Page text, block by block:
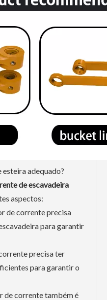
adequado?
de escavadeira
aspectos:
de corrente precisa
para garantir
precisa ter
para garantir o
de corrente também é